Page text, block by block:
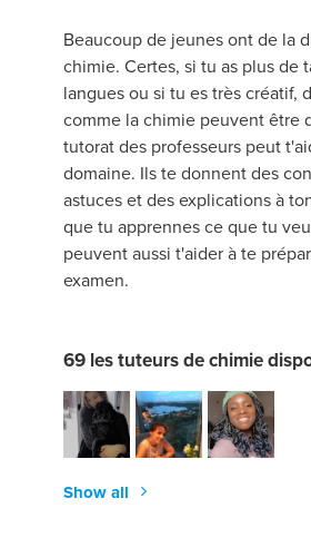
Beaucoup de jeunes ont de la
chimie. Certes, si tu as plus de
langues ou si tu es très créatif,
comme la chimie peuvent être
tutorat des professeurs peut
domaine. Ils te donnent des
astuces et des explications à
que tu apprennes ce que tu
peuvent aussi t'aider à te
examen.
69 les tuteurs de chimie
Show all